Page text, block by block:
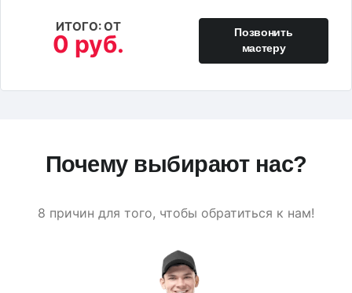
ИТОГО: ОТ
0 руб.
Позвонить
мастеру
Почему выбирают нас?
8 причин для того, чтобы обратиться к нам!